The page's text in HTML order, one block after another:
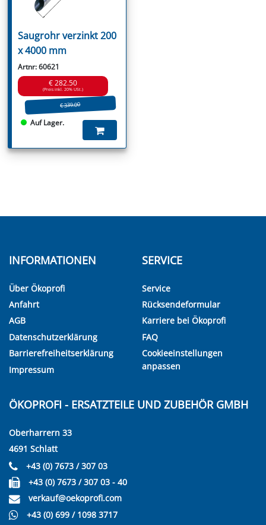
Saugrohr verzinkt 200
x 4000 mm
Artnr: 60621
€ 282.50
(Preis inkl. 20% USt.)
€ 339.00
Auf Lager.
INFORMATIONEN
Über Ökoprofi
Anfahrt
AGB
Datenschutzerklärung
Barrierefreiheitserklärung
Impressum
SERVICE
Service
Rücksendeformular
Karriere bei Ökoprofi
FAQ
Cookieeinstellungen
anpassen
ÖKOPROFI - ERSATZTEILE UND ZUBEHÖR GMBH
Oberharrern 33
4691 Schlatt
+43 (0) 7673 / 307 03
+43 (0) 7673 / 307 03 - 40
verkauf@oekoprofi.com
+43 (0) 699 / 1098 3717